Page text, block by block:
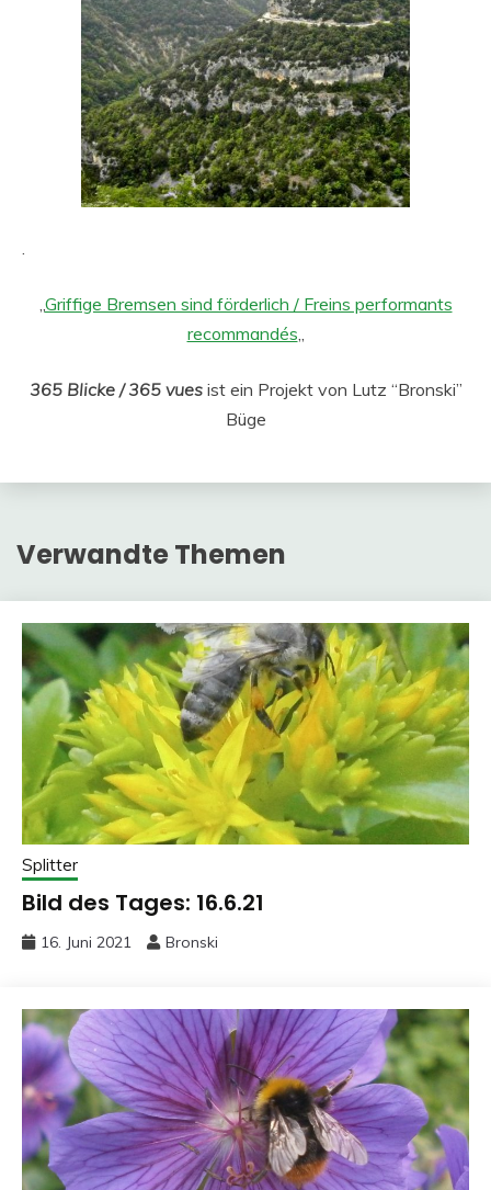
.
„Griffige Bremsen sind förderlich / Freins performants
recommandés„
365 Blicke / 365 vuesist ein Projekt von Lutz “Bronski”
Büge
Verwandte Themen
Splitter
Bild des Tages: 16.6.21
16. Juni 2021 Bronski